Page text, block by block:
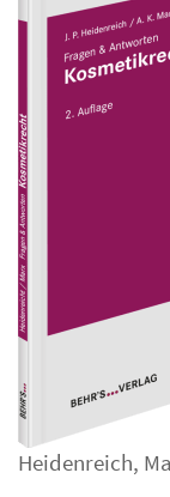
Heidenreich,